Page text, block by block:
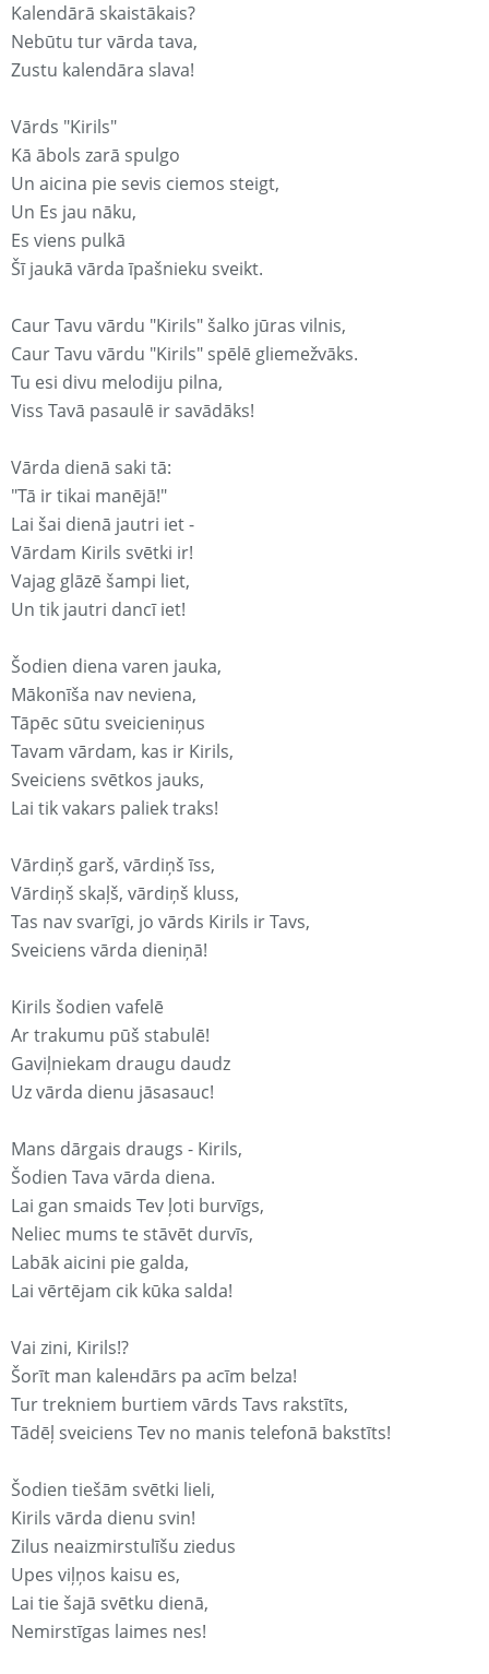
Kalendārā skaistākais?
Nebūtu tur vārda tava,
Zustu kalendāra slava!
Vārds "Kirils"
Kā ābols zarā spulgo
Un aicina pie sevis ciemos steigt,
Un Es jau nāku,
Es viens pulkā
Šī jaukā vārda īpašnieku sveikt.
Caur Tavu vārdu "Kirils" šalko jūras vilnis,
Caur Tavu vārdu "Kirils" spēlē gliemežvāks.
Tu esi divu melodiju pilna,
Viss Tavā pasaulē ir savādāks!
Vārda dienā saki tā:
"Tā ir tikai manējā!"
Lai šai dienā jautri iet -
Vārdam Kirils svētki ir!
Vajag glāzē šampi liet,
Un tik jautri dancī iet!
Šodien diena varen jauka,
Mākonīša nav neviena,
Tāpēc sūtu sveicieniņus
Tavam vārdam, kas ir Kirils,
Sveiciens svētkos jauks,
Lai tik vakars paliek traks!
Vārdiņš garš, vārdiņš īss,
Vārdiņš skaļš, vārdiņš kluss,
Tas nav svarīgi, jo vārds Kirils ir Tavs,
Sveiciens vārda dieniņā!
Kirils šodien vafelē
Ar trakumu pūš stabulē!
Gaviļniekam draugu daudz
Uz vārda dienu jāsasauc!
Mans dārgais draugs - Kirils,
Šodien Tava vārda diena.
Lai gan smaids Tev ļoti burvīgs,
Neliec mums te stāvēt durvīs,
Labāk aicini pie galda,
Lai vērtējam cik kūka salda!
Vai zini, Kirils!?
Šorīt man kaleнdārs pa acīm belza!
Tur trekniem burtiem vārds Tavs rakstīts,
Tādēļ sveiciens Tev no manis telefonā bakstīts!
Šodien tiešām svētki lieli,
Kirils vārda dienu svin!
Zilus neaizmirstulīšu ziedus
Upes viļņos kaisu es,
Lai tie šajā svētku dienā,
Nemirstīgas laimes nes!